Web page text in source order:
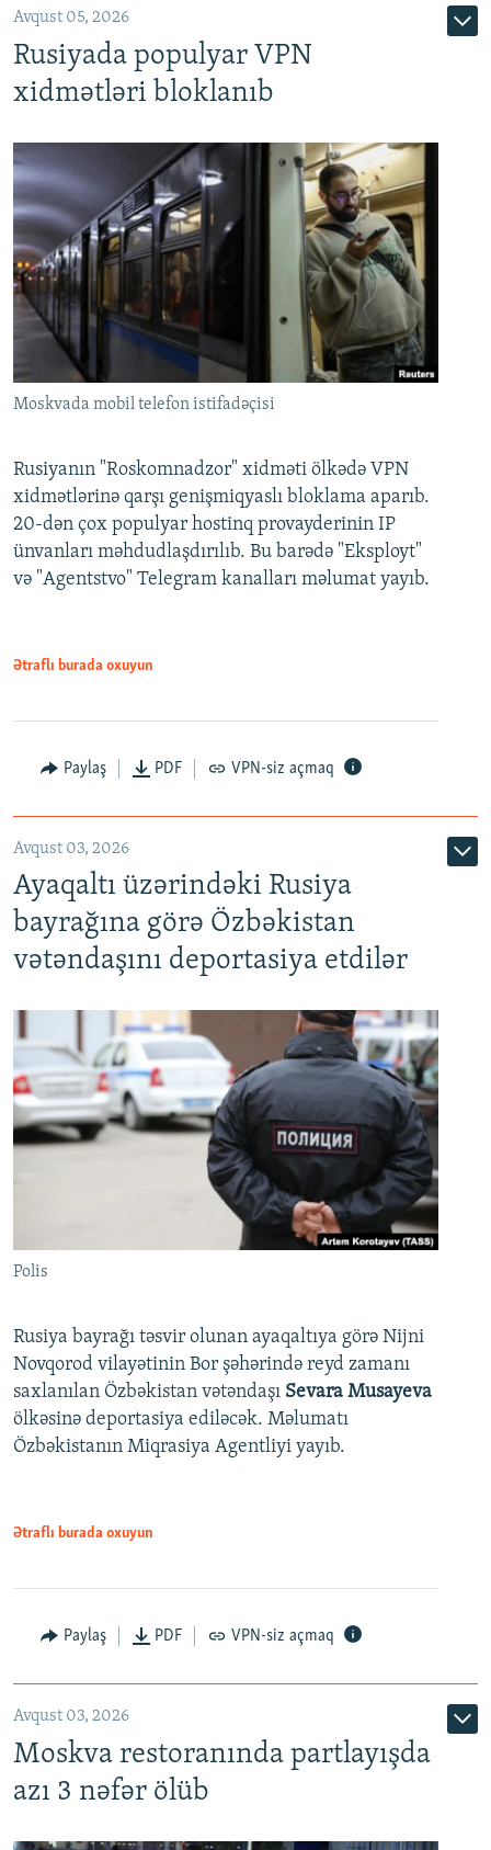
Avqust 05, 2026
Rusiyada populyar VPN
xidmətləri bloklanıb
Moskvada mobil telefon istifadəçisi
Rusiyanın "Roskomnadzor" xidməti ölkədə VPN
xidmətlərinə qarşı genişmiqyaslı bloklama aparıb.
20-dən çox populyar hostinq provayderinin IP
ünvanları məhdudlaşdırılıb. Bu barədə "Eksployt"
və "Agentstvo" Telegram kanalları məlumat yayıb.
Ətraflı burada oxuyun
Paylaş PDF VPN-siz açmaq
Avqust 03, 2026
Ayaqaltı üzərindəki Rusiya
bayrağına görə Özbəkistan
vətəndaşını deportasiya etdilər
Polis
Rusiya bayrağı təsvir olunan ayaqaltıya görə Nijni
Novqorod vilayətinin Bor şəhərində reyd zamanı
saxlanılan Özbəkistan vətəndaşı Sevara Musayeva
ölkəsinə deportasiya ediləcək. Məlumatı
Özbəkistanın Miqrasiya Agentliyi yayıb.
Ətraflı burada oxuyun
Paylaş PDF VPN-siz açmaq
Avqust 03, 2026
Moskva restoranında partlayışda
azı 3 nəfər ölüb